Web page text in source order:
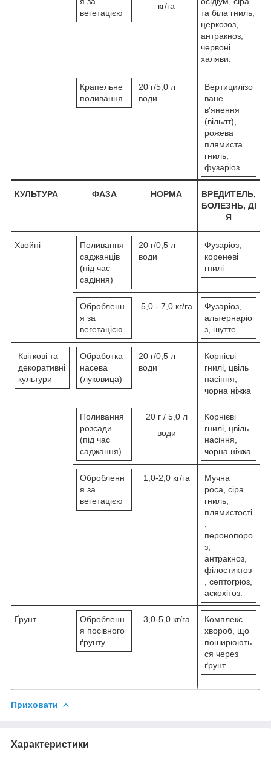
вегетацією
кг/га
та біла гниль,
церкозоз,
антракноз,
червоні
халяви.
Крапельне
поливання
20 г/5,0 л
води
Вертицилізо
ване
в'янення
(вільлт),
рожева
плямиста
гниль,
фузаріоз.
КУЛЬТУРА ФАЗА НОРМА
ВРЕДИТЕЛЬ,
БОЛЕЗНЬ, ДІ
Я
Хвойні
Поливання
саджанців
(під час
садіння)
20 г/0,5 л
води
Фузаріоз,
кореневі
гнилі
Обробленн
я за
вегетацією
5,0 - 7,0 кг/га
Фузаріоз,
альтернаріо
з, шутте.
Квіткові та
декоративні
культури
Обработка
насева
(луковица)
20 г/0,5 л
води
Корнієві
гнилі, цвіль
насіння,
чорна ніжка
Поливання
розсади
(під час
саджання)
20 г / 5,0 л
води
Корнієві
гнилі, цвіль
насіння,
чорна ніжка
Обробленн
я за
вегетацією
1,0-2,0 кг/га
Мучна
роса, сіра
гниль,
плямистості
перонопоро
з,
антракноз,
філостиктоз
, септогріоз,
аскохітоз.
Ґрунт
Обробленн
я посівного
ґрунту
3,0-5,0 кг/га
Комплекс
хвороб, що
поширюють
ся через
ґрунт
Приховати
Характеристики